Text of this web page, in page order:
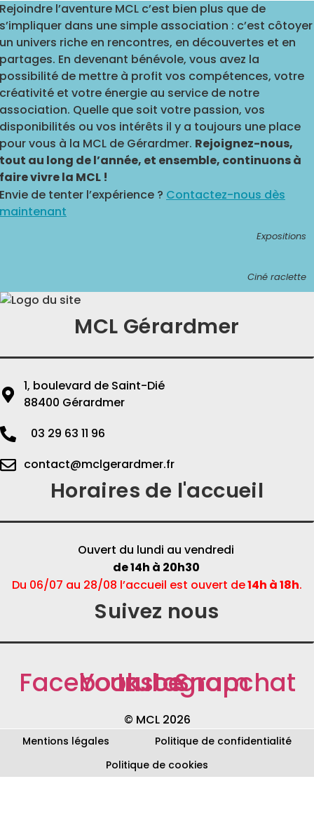
Rejoindre l’aventure MCL c’est bien plus que de
s’impliquer dans une simple association : c’est côtoyer
un univers riche en rencontres, en découvertes et en
partages. En devenant bénévole, vous avez la
possibilité de mettre à profit vos compétences, votre
créativité et votre énergie au service de notre
association. Quelle que soit votre passion, vos
disponibilités ou vos intérêts il y a toujours une place
pour vous à la MCL de Gérardmer. Rejoignez-nous,
tout au long de l’année, et ensemble, continuons à
faire vivre la MCL !
Envie de tenter l’expérience ? Contactez-nous dès
maintenant
Expositions
Ciné raclette
MCL Gérardmer
1, boulevard de Saint-Dié
88400 Gérardmer
03 29 63 11 96
contact@mclgerardmer.fr
Horaires de l'accueil
Ouvert du lundi au vendredi
de 14h à 20h30
Du 06/07 au 28/08 l’accueil est ouvert de14h à 18h.
Suivez nous
Facebook
Youtube
Instagram
Snapchat
© MCL 2026
Mentions légales
Politique de confidentialité
Politique de cookies